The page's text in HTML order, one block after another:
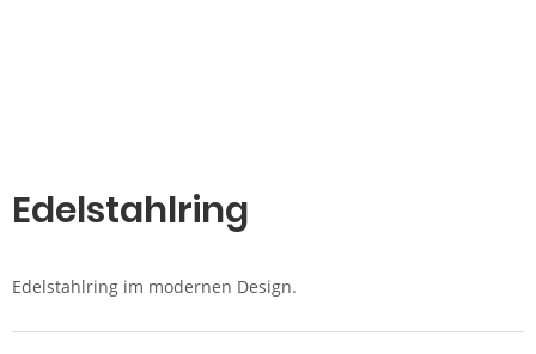
Edelstahlring
Edelstahlring im modernen Design.